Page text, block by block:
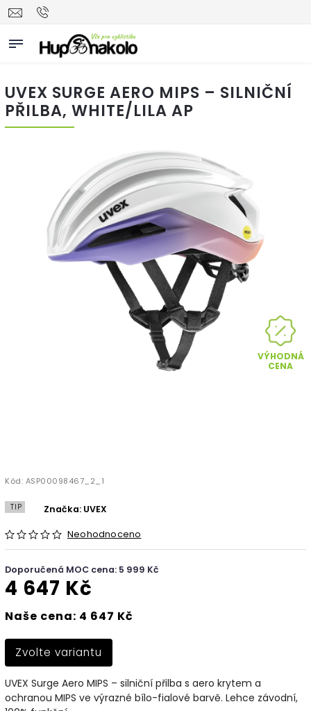
UVEX SURGE AERO MIPS – SILNIČNÍ
PŘILBA, WHITE/LILA AP
VÝHODNÁ
CENA
Kód: ASP00098467_2_1
TIP
Neohodnoceno
Značka: UVEX
Doporučená MOC cena: 5 999 Kč
4 647 Kč
Naše cena: 4 647 Kč
Zvolte variantu
UVEX Surge Aero MIPS – silniční přilba s aero krytem a
ochranou MIPS ve výrazné bílo-fialové barvě. Lehce závodní,